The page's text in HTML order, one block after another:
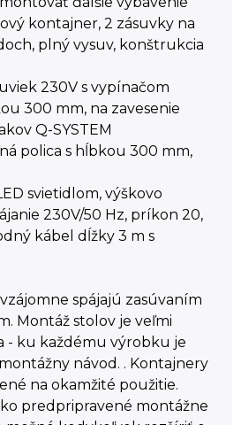
kontajner, 2 zásuvky na
plný vysuv, konštrukcia
230V s vypínačom
300 mm, na zavesenie
Q-SYSTEM
polica s hĺbkou 300 mm,
svietidlom, výškovo
230V/50 Hz, príkon 20,
kábel dĺžky 3 m s
spájajú zasúvaním
Montáž stolov je veľmi
- ku každému výrobku je
návod. . Kontajnery
na okamžité použitie.
predpripravené montážne